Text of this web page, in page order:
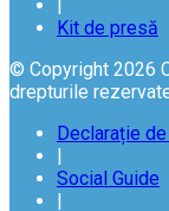
Kit de presă
© Copyright 2026
drepturile
Declarație
Social Guide